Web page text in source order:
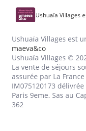
Ushuaïa Villages
Ushuaïa Villages est
maeva&co
Ushuaïa Villages ©
La vente de séjours
assurée par La
IM075120173
Paris 9eme. Sas au
362